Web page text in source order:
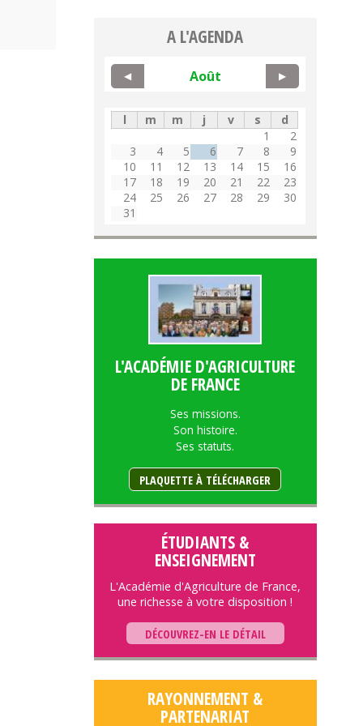
A L'AGENDA
Août
◀ ▶
l m m j v s
d
1
2
3
4 5 6 7 8
9
10
11 12 13 14 15
16
17
18 19 20 21 22
23
24
25 26 27 28 29
30
31
L'ACADÉMIE D'AGRICULTURE
DE FRANCE
Ses missions.
Son histoire.
Ses statuts.
PLAQUETTE À TÉLÉCHARGER
ÉTUDIANTS &
ENSEIGNEMENT
L'Académie d'Agriculture de France,
une richesse à votre disposition !
DÉCOUVREZ-EN LE DÉTAIL
RAYONNEMENT &
PARTENARIAT